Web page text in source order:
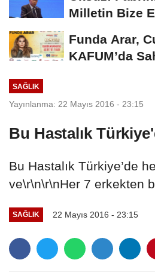
Milletin Bize
Funda Arar,
KAFUM’da
SAĞLIK
Yayınlanma: 22 Mayıs 2016 - 23:15
Bu Hastalık
Bu Hastalık Türkiye’de
ve\r\n\r\nHer 7 erkekten
SAĞLIK 22 Mayıs 2016 - 23:15